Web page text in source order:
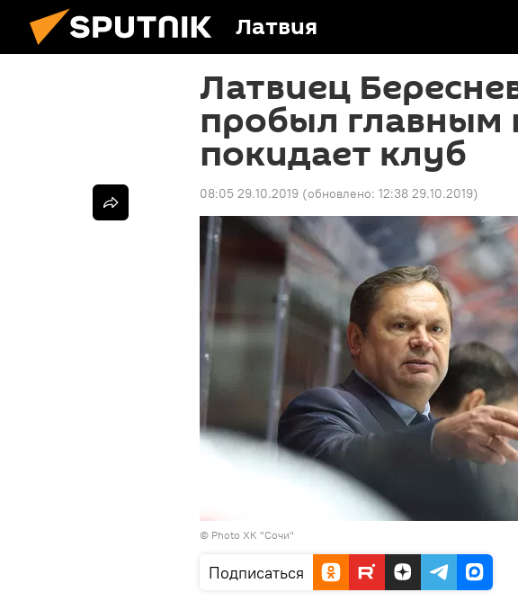
Латвия
Латвиец
пробыл главным
покидает клуб
08:05 29.10.2019 (обновлено: 12:38 29.10.2019)
© Photo ХК "Сочи"
Подписаться